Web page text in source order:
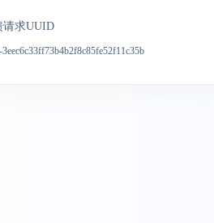
请求UUID